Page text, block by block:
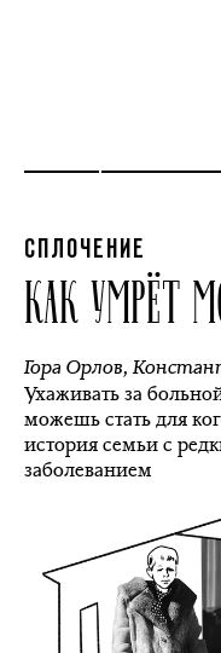
СПЛОЧЕНИЕ
КАК УМРЁТ
Гора Орлов,
Ухаживать за
можешь стать для
история семьи с
заболеванием